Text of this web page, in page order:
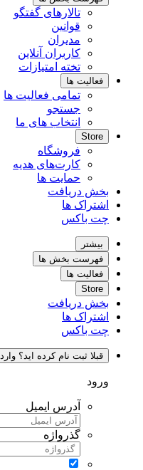
تالارهای گفتگو
قوانین
مدیران
کاربران آنلاین
تخته امتیازات
فعالیت ها
تمامی فعالیت ها
جستجو
انتخاب های ما
Store
فروشگاه
کارت‌های هدیه
حمایت ها
بخش دریافت
اشتراک ها
چت باکس
بیشتر
فهرست بخش ها
فعالیت ها
Store
بخش دریافت
اشتراک ها
چت باکس
قبلا ثبت نام کرده اید؟
ورود
آدرس ایمیل
گذرواژه